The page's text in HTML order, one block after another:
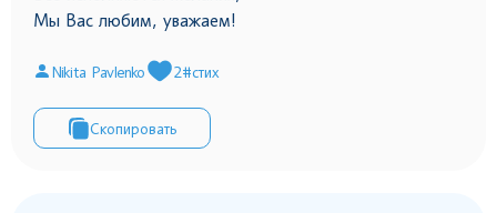
Мы Вас любим, уважаем!
Nikita Pavlenko 2#стих
Скопировать